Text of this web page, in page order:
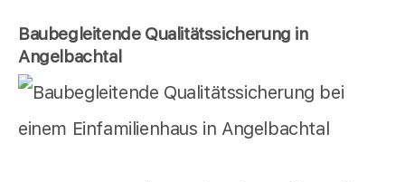
Baubegleitende Qualitätssicherung in
Angelbachtal